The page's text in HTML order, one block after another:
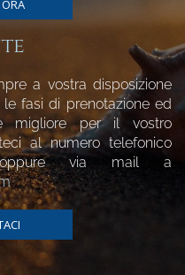
a vostra disposizione
fasi di prenotazione ed
migliore per il vostro
al numero telefonico
via mail a